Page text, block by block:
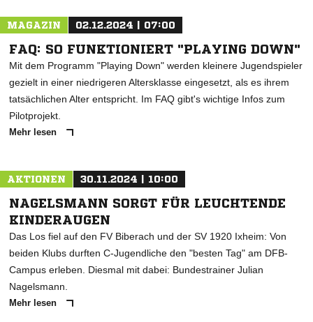
MAGAZIN 02.12.2024 | 07:00
FAQ: SO FUNKTIONIERT "PLAYING DOWN"
Mit dem Programm "Playing Down" werden kleinere Jugendspieler
gezielt in einer niedrigeren Altersklasse eingesetzt, als es ihrem
tatsächlichen Alter entspricht. Im FAQ gibt's wichtige Infos zum
Pilotprojekt.
Mehr lesen
AKTIONEN 30.11.2024 | 10:00
NAGELSMANN SORGT FÜR LEUCHTENDE
KINDERAUGEN
Das Los fiel auf den FV Biberach und der SV 1920 Ixheim: Von
beiden Klubs durften C-Jugendliche den "besten Tag" am DFB-
Campus erleben. Diesmal mit dabei: Bundestrainer Julian
Nagelsmann.
Mehr lesen